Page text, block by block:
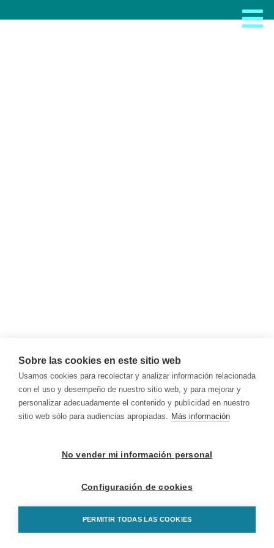
Sobre las cookies en este sitio web
Usamos cookies para recolectar y analizar información relacionada
con el uso y desempeño de nuestro sitio web, y para mejorar y
personalizar adecuadamente el contenido y publicidad en nuestro
sitio web sólo para audiencias apropiadas. Más información
No vender mi información personal
Configuración de cookies
PERMITIR TODAS LAS COOKIES